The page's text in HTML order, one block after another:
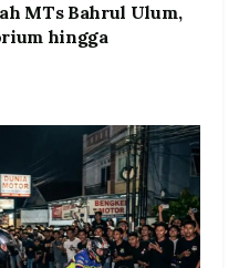
MTs Bahrul Ulum,
hingga